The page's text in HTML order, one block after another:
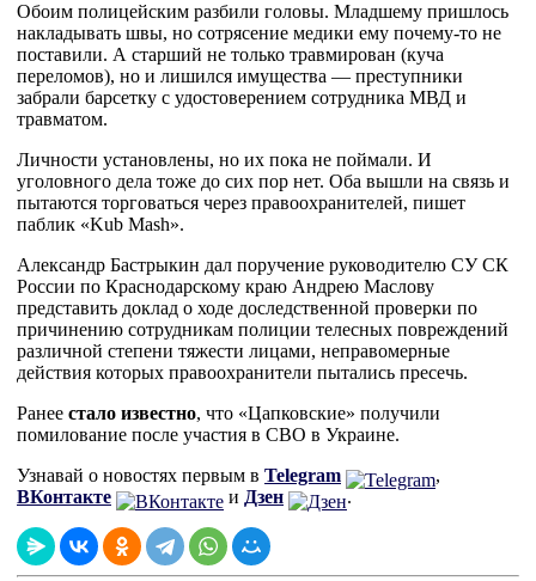
Обоим полицейским разбили головы. Младшему пришлось
накладывать швы, но сотрясение медики ему почему-то не
поставили. А старший не только травмирован (куча
переломов), но и лишился имущества — преступники
забрали барсетку с удостоверением сотрудника МВД и
травматом.
Личности установлены, но их пока не поймали. И
уголовного дела тоже до сих пор нет. Оба вышли на связь и
пытаются торговаться через правоохранителей, пишет
паблик «Kub Mash».
Александр Бастрыкин дал поручение руководителю СУ СК
России по Краснодарскому краю Андрею Маслову
представить доклад о ходе доследственной проверки по
причинению сотрудникам полиции телесных повреждений
различной степени тяжести лицами, неправомерные
действия которых правоохранители пытались пресечь.
Ранее стало известно, что «Цапковские» получили
помилование после участия в СВО в Украине.
Узнавай о новостях первым в Telegram
,
ВКонтакте
и Дзен .